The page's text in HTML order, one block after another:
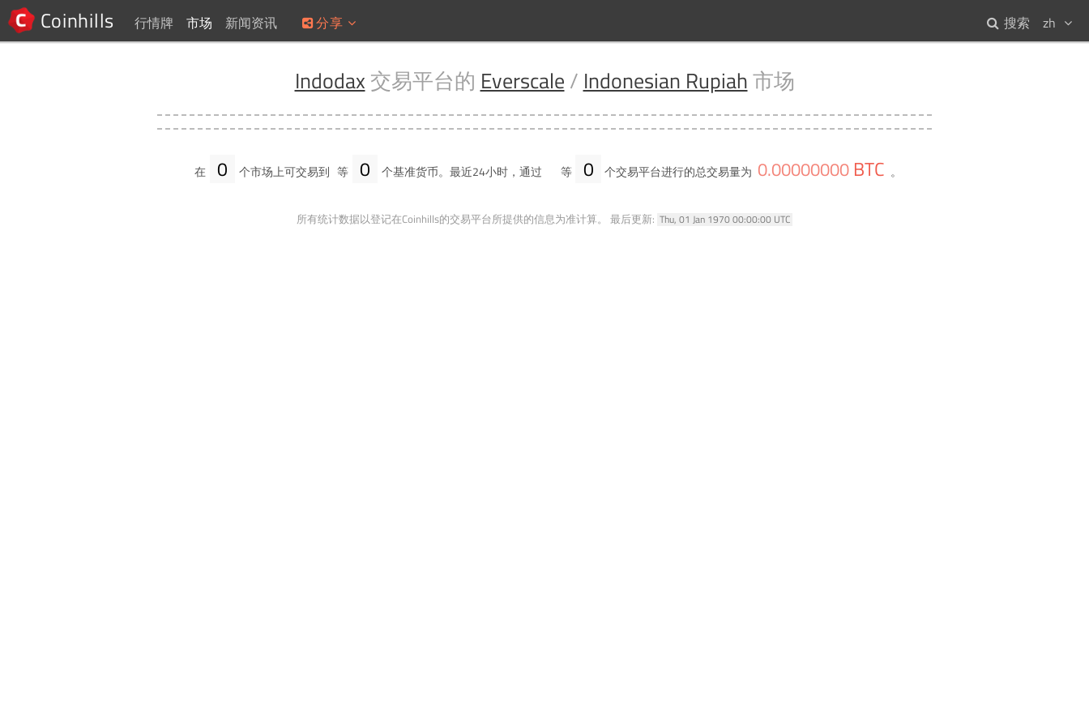
Coinhills 行情牌 市场 新闻资讯 分享 zh
搜索
Indodax 交易平台的 Everscale / Indonesian Rupiah市场
在 0 个市场上可交易到 等 0 个基准货币。最近24小时，通过 等 0 个交易平台进行的总交易量为 0.00000000 BTC 。
所有统计数据以登记在Coinhills的交易平台所提供的信息为准计算。 最后更新: Thu, 01 Jan 1970 00:00:00 UTC